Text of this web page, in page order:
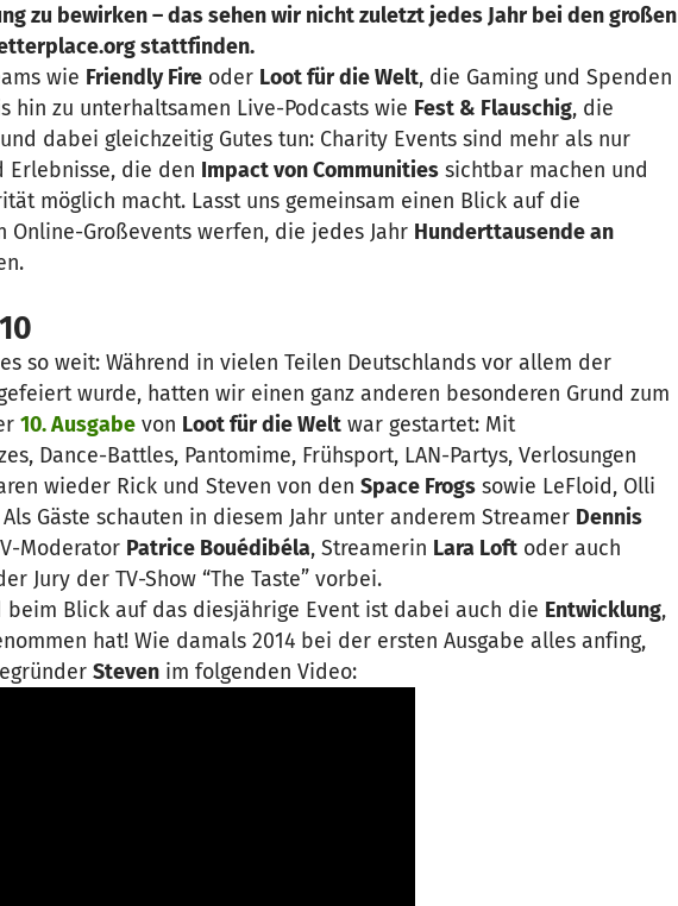
zu bewirken – das sehen wir nicht zuletzt jedes Jahr bei den großen
stattfinden.
wie Friendly Fire oder Loot für die Welt, die Gaming und Spenden
hin zu unterhaltsamen Live-Podcasts wie Fest & Flauschig, die
dabei gleichzeitig Gutes tun: Charity Events sind mehr als nur
Erlebnisse, die den Impact von Communities sichtbar machen und
möglich macht. Lasst uns gemeinsam einen Blick auf die
Großevents werfen, die jedes Jahr Hunderttausende an
es so weit: Während in vielen Teilen Deutschlands vor allem der
wurde, hatten wir einen ganz anderen besonderen Grund zum
10. Ausgabe von Loot für die Welt war gestartet: Mit
Dance-Battles, Pantomime, Frühsport, LAN-Partys, Verlosungen
wieder Rick und Steven von den Space Frogs sowie LeFloid, Olli
Als Gäste schauten in diesem Jahr unter anderem Streamer Dennis
Moderator Patrice Bouédibéla, Streamerin Lara Loft oder auch
Jury der TV-Show “The Taste” vorbei.
Blick auf das diesjährige Event ist dabei auch die Entwicklung,
hat! Wie damals 2014 bei der ersten Ausgabe alles anfing,
Steven im folgenden Video: